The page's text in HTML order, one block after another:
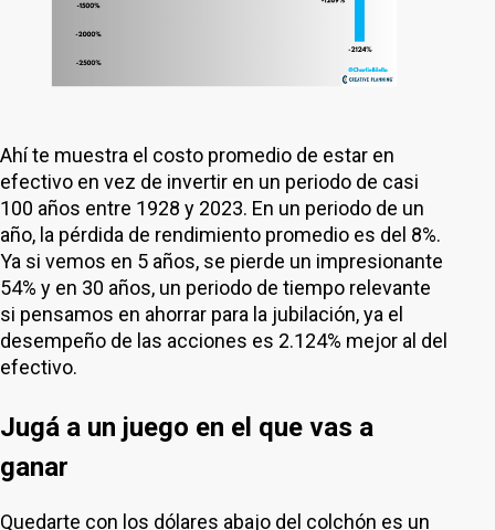
Ahí te muestra el costo promedio de estar en
efectivo en vez de invertir en un periodo de casi
100 años entre 1928 y 2023. En un periodo de un
año, la pérdida de rendimiento promedio es del 8%.
Ya si vemos en 5 años, se pierde un impresionante
54% y en 30 años, un periodo de tiempo relevante
si pensamos en ahorrar para la jubilación, ya el
desempeño de las acciones es 2.124% mejor al del
efectivo.
Jugá a un juego en el que vas a
ganar
Quedarte con los dólares abajo del colchón es un